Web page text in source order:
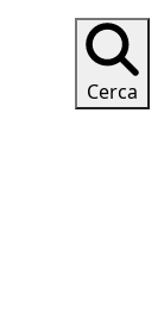
Cerca